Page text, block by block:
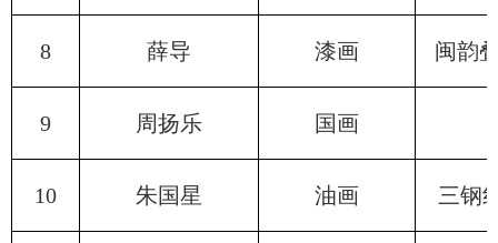
8 薛导 漆画 闽韵
9 周扬乐 国画
10 朱国星 油画 三钢